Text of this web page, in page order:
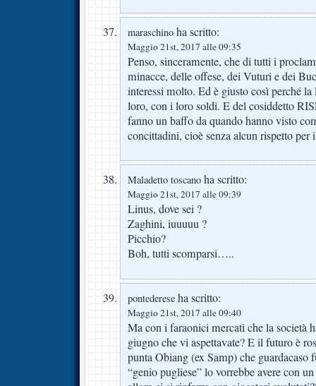
maraschino ha scritto:
Maggio 21st, 2017 alle 09:35
Penso, sinceramente, che di tutti i
minacce, delle offese, dei Vuturi e dei
interessi molto. Ed è giusto così perché
loro, con i loro soldi. E del cosiddetto
fanno un baffo da quando hanno visto
concittadini, cioè senza alcun rispetto
Maladetto toscano ha scritto:
Maggio 21st, 2017 alle 09:39
Linus, dove sei ?
Zaghini, iuuuuu ?
Picchio?
Boh, tutti scomparsi…..
pontederese ha scritto:
Maggio 21st, 2017 alle 09:40
Ma con i faraonici mercati che la società
giugno che vi aspettavate? E il futuro è
punta Obiang (ex Samp) che
“genio pugliese” lo vorrebbe avere con